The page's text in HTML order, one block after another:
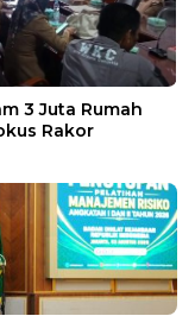
3 Juta Rumah
Rakor